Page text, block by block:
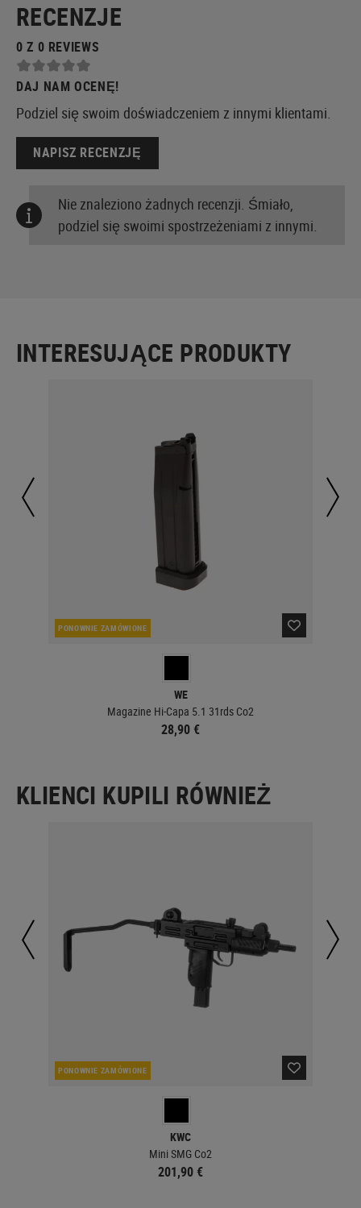
RECENZJE
0 Z 0 REVIEWS
DAJ NAM OCENĘ!
Podziel się swoim doświadczeniem z innymi klientami.
NAPISZ RECENZJĘ
Nie znaleziono żadnych recenzji. Śmiało,
podziel się swoimi spostrzeżeniami z innymi.
INTERESUJĄCE PRODUKTY
PONOWNIE ZAMÓWIONE
WE
Magazine Hi-Capa 5.1 31rds Co2
28,90 €
KLIENCI KUPILI RÓWNIEŻ
PONOWNIE ZAMÓWIONE
KWC
Mini SMG Co2
201,90 €